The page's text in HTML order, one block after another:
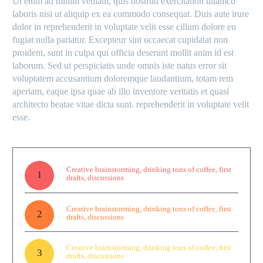
laboris nisi ut aliquip ex ea commodo consequat. Duis aute irure
dolor in reprehenderit in voluptate velit esse cillum dolore eu
fugiat nulla pariatur. Excepteur sint occaecat cupidatat non
proident, sunt in culpa qui officia deserunt mollit anim id est
laborum. Sed ut perspiciatis unde omnis iste natus error sit
voluptatem accusantium doloremque laudantium, totam rem
aperiam, eaque ipsa quae ab illo inventore veritatis et quasi
architecto beatae vitae dicta sunt. reprehenderit in voluptate velit
esse.
1
Creative brainstorming, drinking tons of coffee, first
drafts, discussions
2
Creative brainstorming, drinking tons of coffee, first
drafts, discussions
3
Creative brainstorming, drinking tons of coffee, first
drafts, discussions